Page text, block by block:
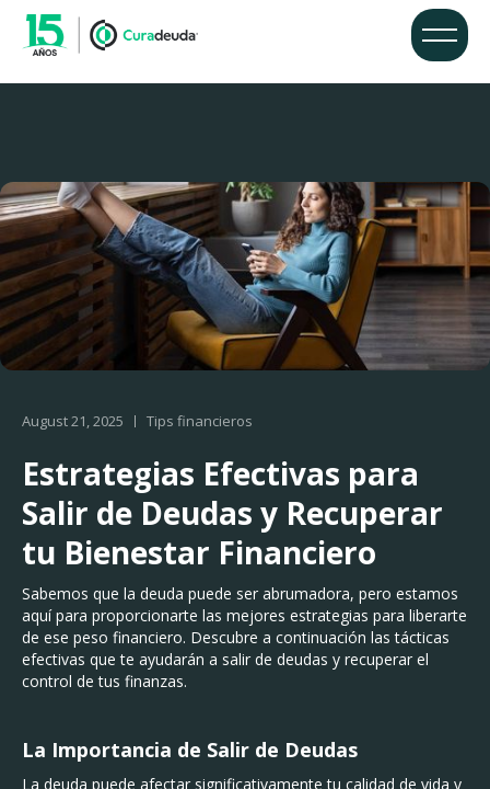
August 21, 2025 Tips financieros
Estrategias Efectivas para
Salir de Deudas y Recuperar
tu Bienestar Financiero
Sabemos que la deuda puede ser abrumadora, pero estamos
aquí para proporcionarte las mejores estrategias para liberarte
de ese peso financiero. Descubre a continuación las tácticas
efectivas que te ayudarán a salir de deudas y recuperar el
control de tus finanzas.
La Importancia de Salir de Deudas
La deuda puede afectar significativamente tu calidad de vida y